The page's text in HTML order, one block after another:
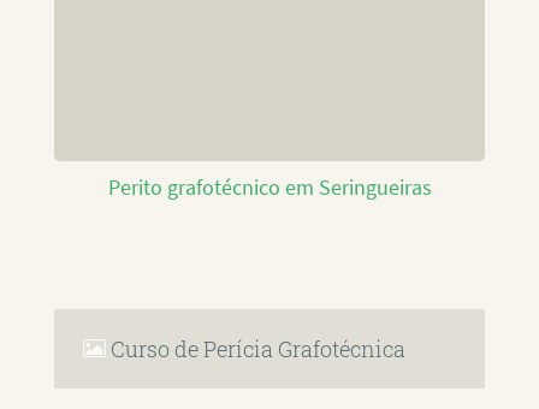
Perito grafotécnico em Seringueiras
Curso de Perícia Grafotécnica